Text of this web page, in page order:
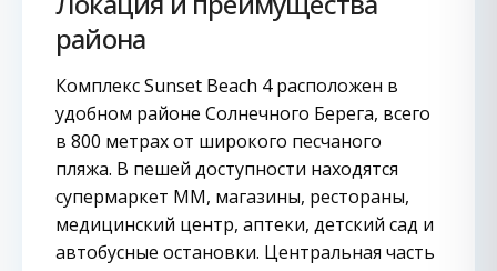
района
Комплекс Sunset Beach 4 расположен в
удобном районе Солнечного Берега, всего
в 800 метрах от широкого песчаного
пляжа. В пешей доступности находятся
супермаркет ММ, магазины, рестораны,
медицинский центр, аптеки, детский сад и
автобусные остановки. Центральная часть